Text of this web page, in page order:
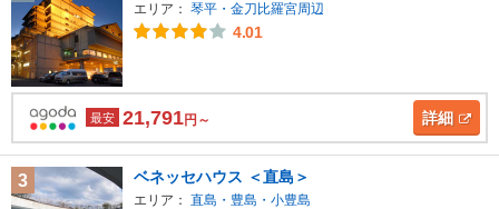
エリア： 琴平・金刀比羅宮周辺
4.01
最安 21,791円～ 詳細
3 ベネッセハウス ＜直島＞
エリア： 直島・豊島・小豊島